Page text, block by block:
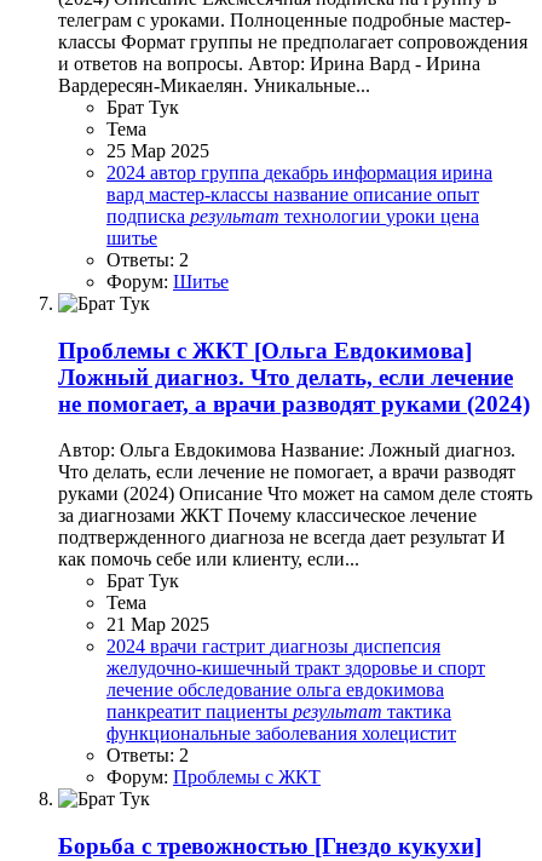
телеграм с уроками. Полноценные подробные мастер-
классы Формат группы не предполагает сопровождения
и ответов на вопросы. Автор: Ирина Вард - Ирина
Вардересян-Микаелян. Уникальные...
Брат Тук
Тема
25 Мар 2025
2024 автор группа декабрь информация ирина
вард мастер-классы название описание опыт
подписка результат технологии уроки цена
шитье
Ответы: 2
Форум: Шитье
Проблемы с ЖКТ [Ольга Евдокимова]
Ложный диагноз. Что делать, если лечение
не помогает, а врачи разводят руками (2024)
Автор: Ольга Евдокимова Название: Ложный диагноз.
Что делать, если лечение не помогает, а врачи разводят
руками (2024) Описание Что может на самом деле стоять
за диагнозами ЖКТ Почему классическое лечение
подтвержденного диагноза не всегда дает результат И
как помочь себе или клиенту, если...
Брат Тук
Тема
21 Мар 2025
2024 врачи гастрит диагнозы диспепсия
желудочно-кишечный тракт здоровье и спорт
лечение обследование ольга евдокимова
панкреатит пациенты результат тактика
функциональные заболевания холецистит
Ответы: 2
Форум: Проблемы с ЖКТ
Борьба с тревожностью [Гнездо кукухи]